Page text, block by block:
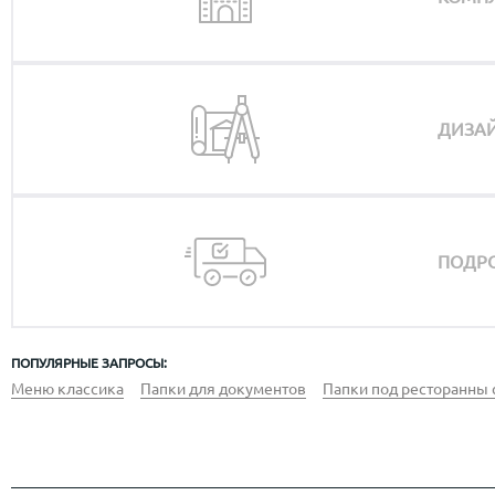
ПОПУЛЯРНЫЕ ЗАПРОСЫ:
Меню классика Папки для документов Папки под ресторанны